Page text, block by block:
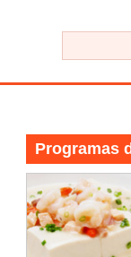
Programas